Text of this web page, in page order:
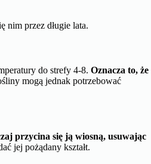
nim przez długie lata.
do strefy 4-8.Oznacza to, że
mogą jednak potrzebować
przycina się ją wiosną, usuwając
jej pożądany kształt.